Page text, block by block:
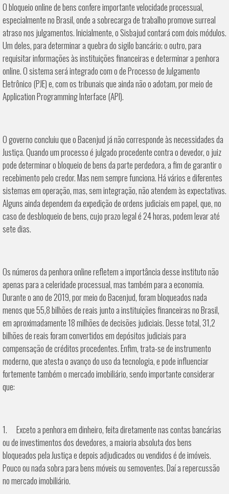
O bloqueio online de bens confere importante velocidade processual,
especialmente no Brasil, onde a sobrecarga de trabalho promove surreal
atraso nos julgamentos. Inicialmente, o Sisbajud contará com dois módulos.
Um deles, para determinar a quebra do sigilo bancário; o outro, para
requisitar informações às instituições financeiras e determinar a penhora
online. O sistema será integrado com o de Processo de Julgamento
Eletrônico (PJE) e, com os tribunais que ainda não o adotam, por meio de
Application Programming Interface (API).
O governo concluiu que o Bacenjud já não corresponde às necessidades da
Justiça. Quando um processo é julgado procedente contra o devedor, o juiz
pode determinar o bloqueio de bens da parte perdedora, a fim de garantir o
recebimento pelo credor. Mas nem sempre funciona. Há vários e diferentes
sistemas em operação, mas, sem integração, não atendem às expectativas.
Alguns ainda dependem da expedição de ordens judiciais em papel, que, no
caso de desbloqueio de bens, cujo prazo legal é 24 horas, podem levar até
sete dias.
Os números da penhora online refletem a importância desse instituto não
apenas para a celeridade processual, mas também para a economia.
Durante o ano de 2019, por meio do Bacenjud, foram bloqueados nada
menos que 55,8 bilhões de reais junto a instituições financeiras no Brasil,
em aproximadamente 18 milhões de decisões judiciais. Desse total, 31,2
bilhões de reais foram convertidos em depósitos judiciais para
compensação de créditos procedentes. Enfim, trata-se de instrumento
moderno, que atesta o avanço do uso da tecnologia, e pode influenciar
fortemente também o mercado imobiliário, sendo importante considerar
que:
1. Exceto a penhora em dinheiro, feita diretamente nas contas bancárias
ou de investimentos dos devedores, a maioria absoluta dos bens
bloqueados pela Justiça e depois adjudicados ou vendidos é de imóveis.
Pouco ou nada sobra para bens móveis ou semoventes. Daí a repercussão
no mercado imobiliário.